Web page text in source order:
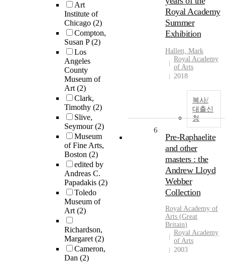
Art
Institute of
Chicago (2)
Compton,
Susan P(2)
Los
Angeles
County
Museum of
Art(2)
Clark,
Timothy (2)
Slive,
Seymour(2)
Museum
of Fine Arts,
Boston (2)
edited by
Andreas C.
Papadakis (2)
Toledo
Museum of
Art(2)
Richardson,
Margaret(2)
Cameron,
Dan (2)
Royal Academy
Summer
Exhibition
Hallett, Mark
Royal Academy
of Arts
2018
복사/
대출신
청
6
Pre-Raphaelite
and other
masters : the
Andrew Lloyd
Webber
Collection
Royal Academy of
Arts (Great
Britain)
Royal Academy
of Arts
2003